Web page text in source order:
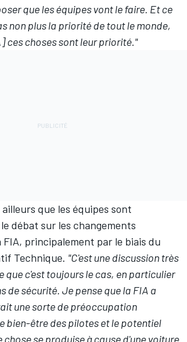
que les équipes vont le faire. Et ce
non plus la priorité de tout le monde,
ces choses sont leur priorité."
que les équipes sont
débat sur les changements
FIA, principalement par le biais du
Technique. "C'est une discussion très
que c'est toujours le cas, en particulier
de sécurité. Je pense que la FIA a
une sorte de préoccupation
bien-être des pilotes et le potentiel
chose se produise à cause d'une voiture